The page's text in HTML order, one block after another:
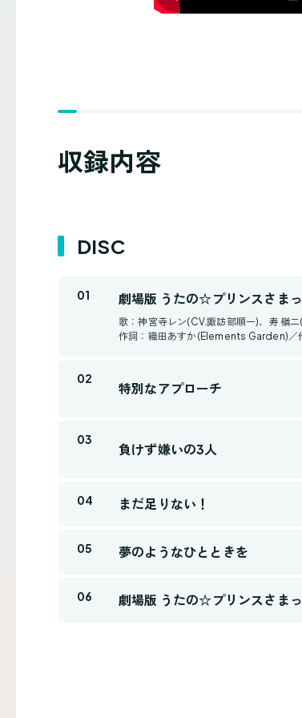
収録内容
DISC
劇場版 うたの☆プリンスさま
歌：神宮寺レン(CV.諏訪部順一)、寿 嶺
作詞：織田あすか(Elements Garden)
特別なアプローチ
負けず嫌いの3人
まだ足りない！
夢のようなひとときを
劇場版 うたの☆プリンスさま